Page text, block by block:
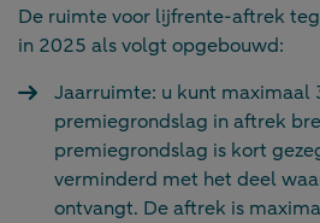
De ruimte voor lijfrente-aftrek
in 2025 als volgt opgebouwd:
Jaarruimte: u kunt maximaal
premiegrondslag in aftrek
premiegrondslag is kort
verminderd met het deel
ontvangt. De aftrek is